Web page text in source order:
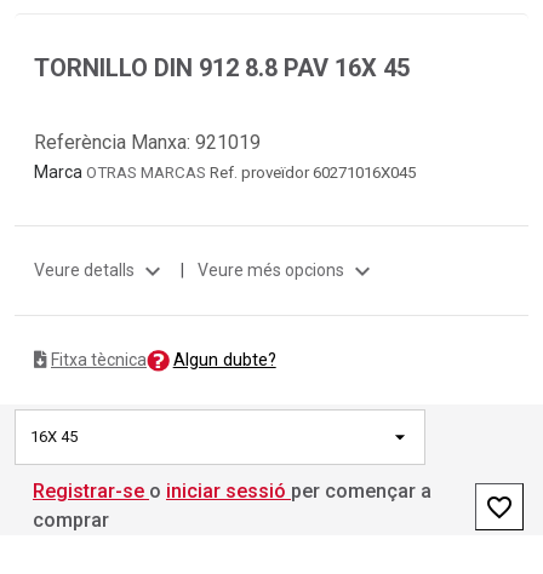
TORNILLO DIN 912 8.8 PAV 16X 45
Referència Manxa: 921019
Marca OTRAS MARCAS Ref. proveïdor 60271016X045
Veure detalls expand_more | Veure més opcions expand_more
Fitxa tècnica Algun dubte?
16X 45
Registrar-se o iniciar sessió per començar a
comprar
favorite_border